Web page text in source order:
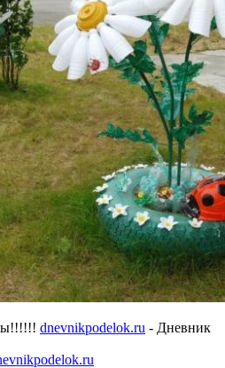
dnevnikpodelok.ru - Дневник